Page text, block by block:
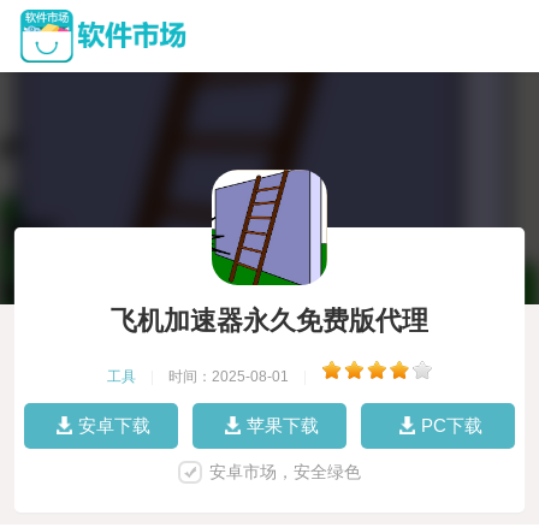
飞机加速器永久免费版代理
工具 时间：2025-08-01
安卓下载 苹果下载 PC下载
安卓市场，安全绿色